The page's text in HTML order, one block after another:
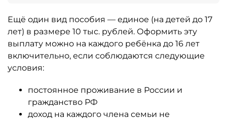
Ещё один вид пособия — единое (на детей до 17
лет) в размере 10 тыс. рублей. Оформить эту
выплату можно на каждого ребёнка до 16 лет
включительно, если соблюдаются следующие
условия:
постоянное проживание в России и
гражданство РФ
доход на каждого члена семьи не